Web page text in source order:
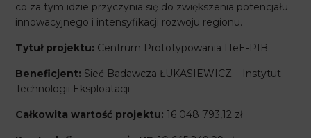
co za tym idzie przyczynia się do zwiększenia potencjału
innowacyjnego i intensyfikacji rozwoju regionu.
Tytuł projektu: Centrum Prototypowania ITeE-PIB
Beneficjent: Sieć Badawcza ŁUKASIEWICZ – Instytut
Technologii Eksploatacji
Całkowita wartość projektu: 16 048 793,12 zł